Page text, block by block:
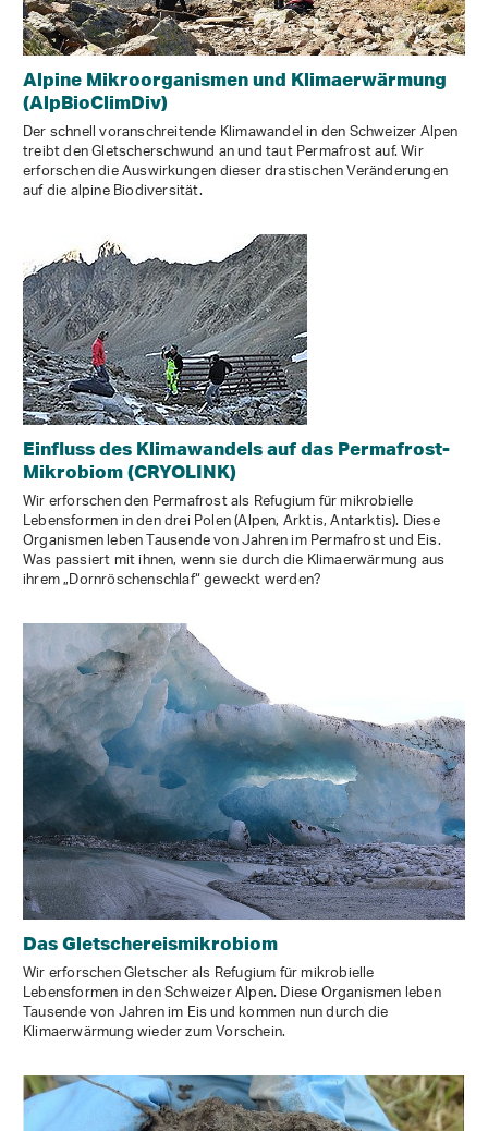
Alpine Mikroorganismen und Klimaerwärmung
(AlpBioClimDiv)
Der schnell voranschreitende Klimawandel in den Schweizer Alpen
treibt den Gletscherschwund an und taut Permafrost auf. Wir
erforschen die Auswirkungen dieser drastischen Veränderungen
auf die alpine Biodiversität.
Einfluss des Klimawandels auf das Permafrost-
Mikrobiom (CRYOLINK)
Wir erforschen den Permafrost als Refugium für mikrobielle
Lebensformen in den drei Polen (Alpen, Arktis, Antarktis). Diese
Organismen leben Tausende von Jahren im Permafrost und Eis.
Was passiert mit ihnen, wenn sie durch die Klimaerwärmung aus
ihrem „Dornröschenschlaf“ geweckt werden?
Das Gletschereismikrobiom
Wir erforschen Gletscher als Refugium für mikrobielle
Lebensformen in den Schweizer Alpen. Diese Organismen leben
Tausende von Jahren im Eis und kommen nun durch die
Klimaerwärmung wieder zum Vorschein.